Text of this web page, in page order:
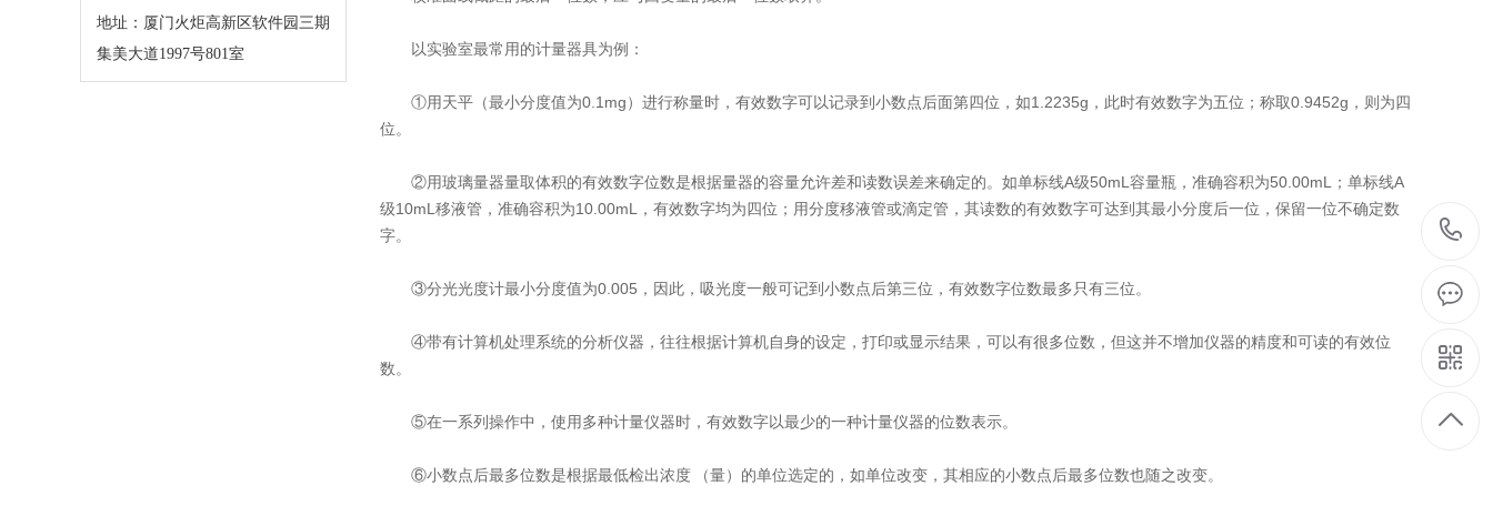
地址：厦门火炬高新区软件园三期
集美大道1997号801室
以实验室最常用的计量器具为例：
①用天平（最小分度值为0.1mg）进行称量时，有效数字可以记录到小数点后面第四位，如1.2235g，此时有效数字为五位；称取0.9452g，则为四
位。
②用玻璃量器量取体积的有效数字位数是根据量器的容量允许差和读数误差来确定的。如单标线A级50mL容量瓶，准确容积为50.00mL；单标线A
级10mL移液管，准确容积为10.00mL，有效数字均为四位；用分度移液管或滴定管，其读数的有效数字可达到其最小分度后一位，保留一位不确定数
字。
③分光光度计最小分度值为0.005，因此，吸光度一般可记到小数点后第三位，有效数字位数最多只有三位。
④带有计算机处理系统的分析仪器，往往根据计算机自身的设定，打印或显示结果，可以有很多位数，但这并不增加仪器的精度和可读的有效位
数。
⑤在一系列操作中，使用多种计量仪器时，有效数字以最少的一种计量仪器的位数表示。
⑥小数点后最多位数是根据最低检出浓度 （量）的单位选定的，如单位改变，其相应的小数点后最多位数也随之改变。